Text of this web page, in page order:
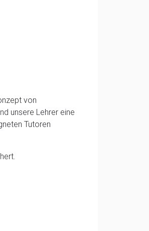
von
unsere Lehrer eine
Tutoren